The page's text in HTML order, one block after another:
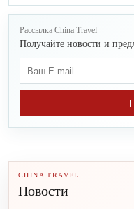
Рассылка China Travel
Получайте новости и
CHINA TRAVEL
Новости